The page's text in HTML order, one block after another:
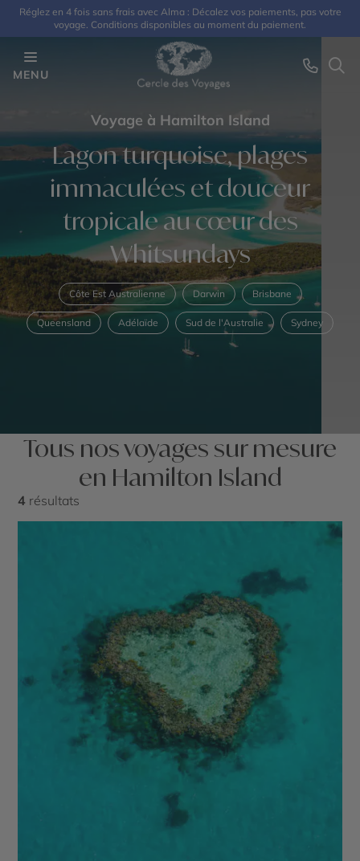
Réglez en 4 fois sans frais avec Alma : Décalez vos paiements, pas votre
voyage. Conditions disponibles au moment du paiement.
MENU
Voyage à Hamilton Island
Lagon turquoise, plages
immaculées et douceur
tropicale au cœur des
Whitsundays
Côte Est Australienne Darwin Brisbane
Queensland Adélaïde Sud de l'Australie Sydney
Tous nos voyages sur mesure
en Hamilton Island
4 résultats